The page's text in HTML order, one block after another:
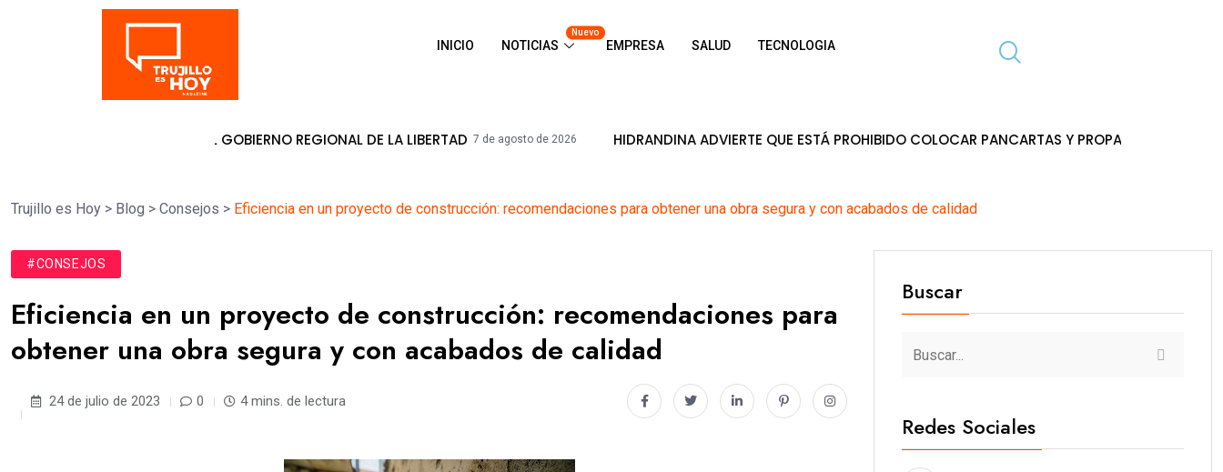
INICIO NOTICIAS
Nuevo
EMPRESA SALUD TECNOLOGIA
BOLAÑOS AL GOBIERNO REGIONAL DE LA LIBERTAD 7 de agosto de 2026 HIDRANDINA ADVIERTE QUE ESTÁ PROHIBIDO COLOCAR PANCARTAS Y PROPAGANDA EN POSTES DE
Trujillo es Hoy > Blog > Consejos > Eficiencia en un proyecto de construcción: recomendaciones para obtener una obra segura y con acabados de calidad
#CONSEJOS
Eficiencia en un proyecto de construcción: recomendaciones para
obtener una obra segura y con acabados de calidad
24 de julio de 2023 0 4 mins. de lectura
Buscar
Redes Sociales